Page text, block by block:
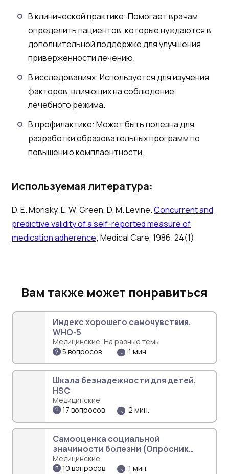
В клинической практике: Помогает врачам
определить пациентов, которые нуждаются в
дополнительной поддержке для улучшения
приверженности лечению.
В исследованиях: Используется для изучения
факторов, влияющих на соблюдение
лечебного режима.
В профилактике: Может быть полезна для
разработки образовательных программ по
повышению комплаентности.
Используемая литература:
D. E. Morisky, L. W. Green, D. M. Levine.Concurrent and
predictive validity of a self-reported measure of
medication adherence; Medical Care, 1986. 24(1)
Вам также может понравиться
Индекс хорошего самочувствия,
WHO-5
Медицинские, На разные темы
5 вопросов
1 мин.
Шкала безнадежности для детей,
HSC
Медицинские
17 вопросов
2 мин.
Самооценка социальной
значимости болезни (Опросник
Сердюка)
Медицинские
10 вопросов
1 мин.